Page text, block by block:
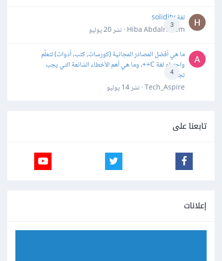
3
لغة solidity
Hiba Abdalrheem · نشر
20 يوليو
4
ما هي أفضل المصادر المجانية (كورسات، كتب، أدوات) لتعلّم
واحترام لغة C++، وما هي أهم الأخطاء الشائعة التي يجب
تجنبها؟
Tech_Aspire · نشر
14 يوليو
تابعنا على
إعلانات